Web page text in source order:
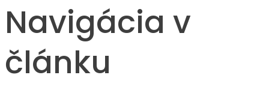
Navigácia v
článku